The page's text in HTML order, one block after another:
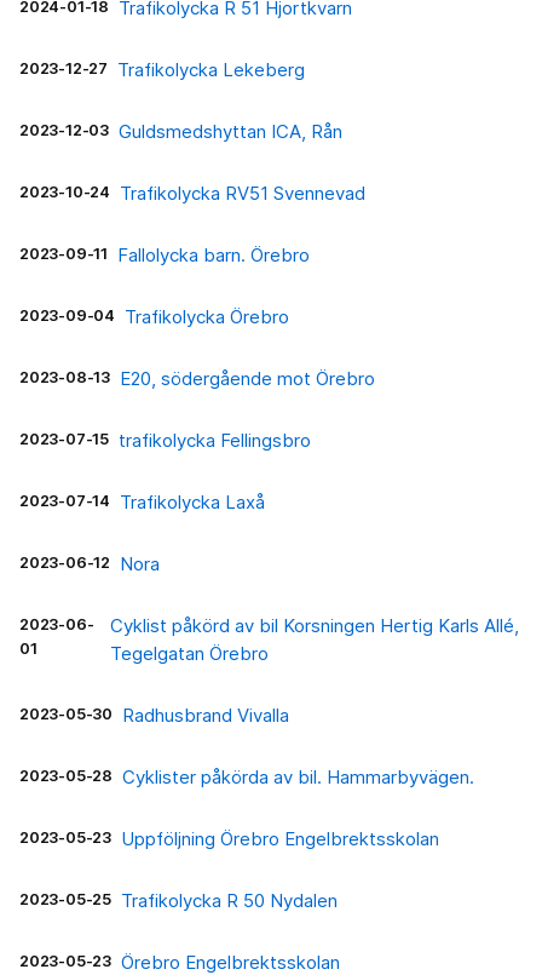
2024-01-18 Trafikolycka R 51 Hjortkvarn
2023-12-27 Trafikolycka Lekeberg
2023-12-03 Guldsmedshyttan ICA, Rån
2023-10-24 Trafikolycka RV51 Svennevad
2023-09-11 Fallolycka barn. Örebro
2023-09-04 Trafikolycka Örebro
2023-08-13 E20, södergående mot Örebro
2023-07-15 trafikolycka Fellingsbro
2023-07-14 Trafikolycka Laxå
2023-06-12 Nora
2023-06-
01
Cyklist påkörd av bil Korsningen Hertig Karls Allé,
Tegelgatan Örebro
2023-05-30 Radhusbrand Vivalla
2023-05-28 Cyklister påkörda av bil. Hammarbyvägen.
2023-05-23 Uppföljning Örebro Engelbrektsskolan
2023-05-25 Trafikolycka R 50 Nydalen
2023-05-23 Örebro Engelbrektsskolan